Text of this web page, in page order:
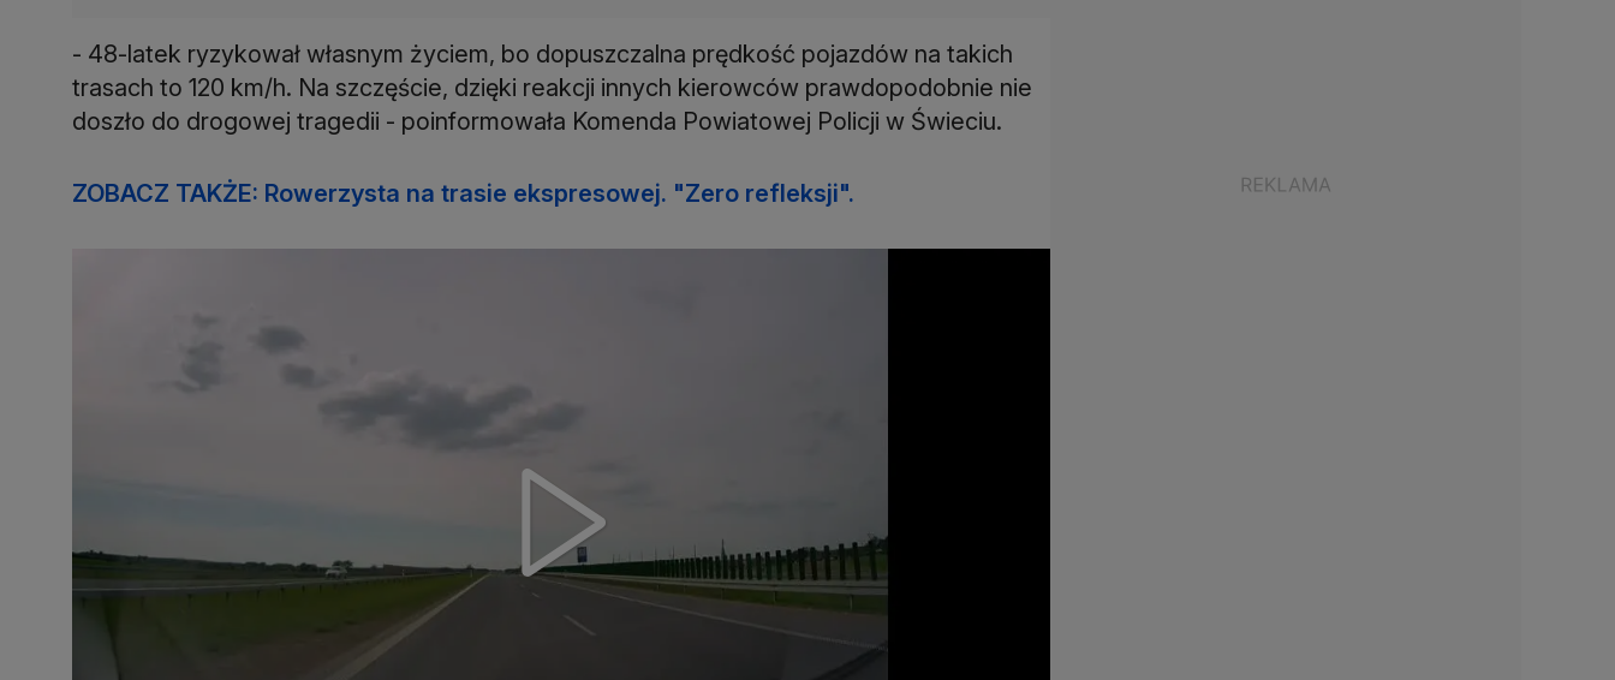
- 48-latek ryzykował własnym życiem, bo dopuszczalna prędkość pojazdów na takich
trasach to 120 km/h. Na szczęście, dzięki reakcji innych kierowców prawdopodobnie nie
doszło do drogowej tragedii - poinformowała Komenda Powiatowej Policji w Świeciu.
ZOBACZ TAKŻE: Rowerzysta na trasie ekspresowej. "Zero refleksji".